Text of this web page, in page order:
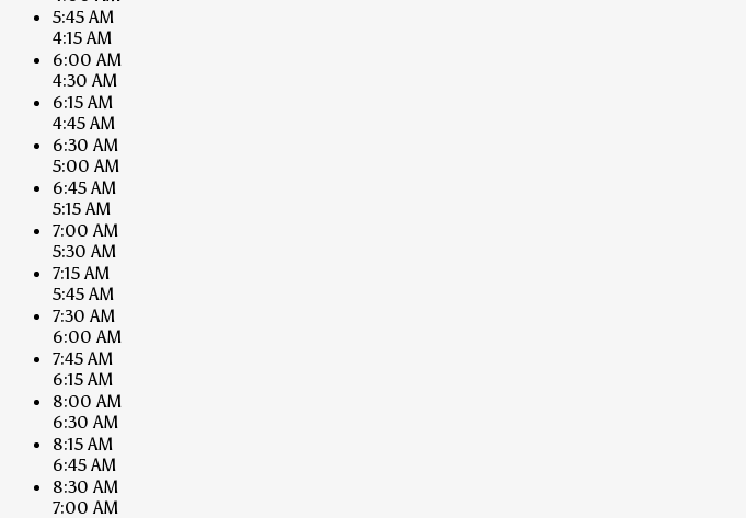
5:45 AM
4:15 AM
6:00 AM
4:30 AM
6:15 AM
4:45 AM
6:30 AM
5:00 AM
6:45 AM
5:15 AM
7:00 AM
5:30 AM
7:15 AM
5:45 AM
7:30 AM
6:00 AM
7:45 AM
6:15 AM
8:00 AM
6:30 AM
8:15 AM
6:45 AM
8:30 AM
7:00 AM